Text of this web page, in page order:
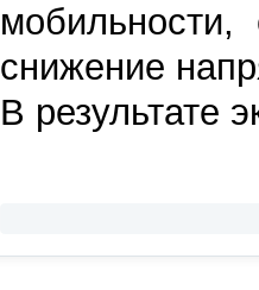
снижение
В результате